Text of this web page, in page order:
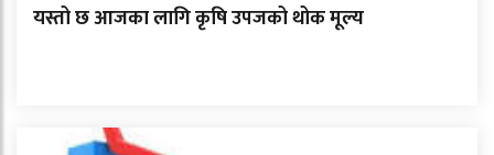
यस्तो छ आजका लागि कृषि उपजको थोक मूल्य